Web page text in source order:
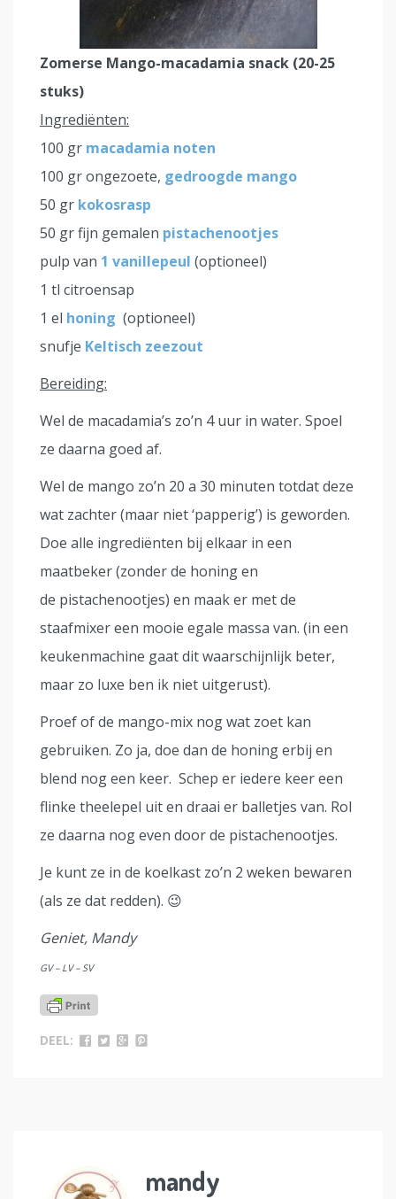
Zomerse Mango-macadamia snack (20-25
stuks)
Ingrediënten:
100 gr macadamia noten
100 gr ongezoete, gedroogde mango
50 gr kokosrasp
50 gr fijn gemalen pistachenootjes
pulp van 1 vanillepeul (optioneel)
1 tl citroensap
1 el honing (optioneel)
snufje Keltisch zeezout
Bereiding:
Wel de macadamia’s zo’n 4 uur in water. Spoel
ze daarna goed af.
Wel de mango zo’n 20 a 30 minuten totdat deze
wat zachter (maar niet ‘papperig’) is geworden.
Doe alle ingrediënten bij elkaar in een
maatbeker (zonder de honing en
de pistachenootjes) en maak er met de
staafmixer een mooie egale massa van. (in een
keukenmachine gaat dit waarschijnlijk beter,
maar zo luxe ben ik niet uitgerust).
Proef of de mango-mix nog wat zoet kan
gebruiken. Zo ja, doe dan de honing erbij en
blend nog een keer. Schep er iedere keer een
flinke theelepel uit en draai er balletjes van. Rol
ze daarna nog even door de pistachenootjes.
Je kunt ze in de koelkast zo’n 2 weken bewaren
(als ze dat redden). 😉
Geniet, Mandy
GV – LV – SV
DEEL:
mandy